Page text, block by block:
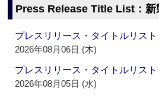
Press Release Title List：新
プレスリリース・タイトルリス
2026年08月06日 (木)
プレスリリース・タイトルリス
2026年08月05日 (水)